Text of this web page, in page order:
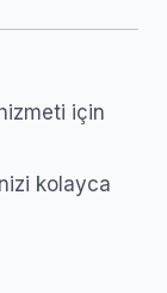
için
kolayca